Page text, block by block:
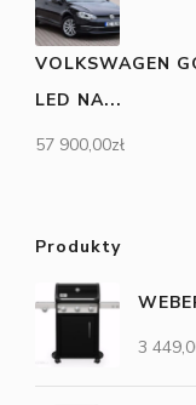
VOLKSWAGEN
LED NA...
57 900,00zł
Produkty
3